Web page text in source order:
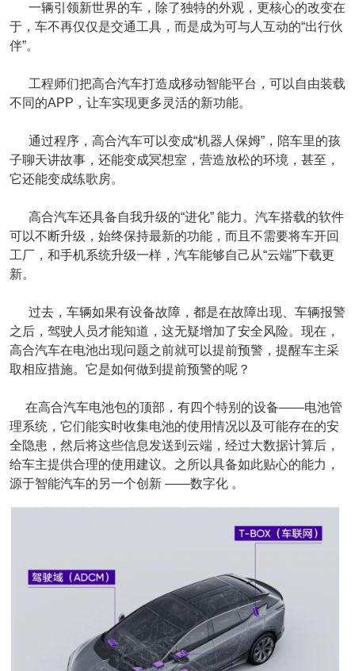
一辆引领新世界的车，除了独特的外观，更核心的改变在
于，车不再仅仅是交通工具，而是成为可与人互动的“出行伙
伴”。
工程师们把高合汽车打造成移动智能平台，可以自由装载
不同的APP，让车实现更多灵活的新功能。
通过程序，高合汽车可以变成“机器人保姆”，陪车里的孩
子聊天讲故事，还能变成冥想室，营造放松的环境，甚至，
它还能变成练歌房。
高合汽车还具备自我升级的“进化” 能力。汽车搭载的软件
可以不断升级，始终保持最新的功能，而且不需要将车开回
工厂，和手机系统升级一样，汽车能够自己从“云端”下载更
新。
过去，车辆如果有设备故障，都是在故障出现、车辆报警
之后，驾驶人员才能知道，这无疑增加了安全风险。现在，
高合汽车在电池出现问题之前就可以提前预警，提醒车主采
取相应措施。它是如何做到提前预警的呢？
在高合汽车电池包的顶部，有四个特别的设备——电池管
理系统，它们能实时收集电池的使用情况以及可能存在的安
全隐患，然后将这些信息发送到云端，经过大数据计算后，
给车主提供合理的使用建议。之所以具备如此贴心的能力，
源于智能汽车的另一个创新 ——数字化 。